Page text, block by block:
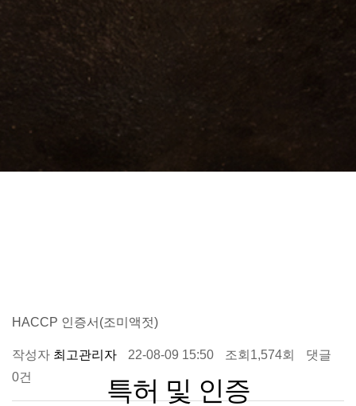
특허 및 인증
HACCP 인증서(조미액젓)
작성자 최고관리자 22-08-09 15:50 조회 1,574회
댓글
0건